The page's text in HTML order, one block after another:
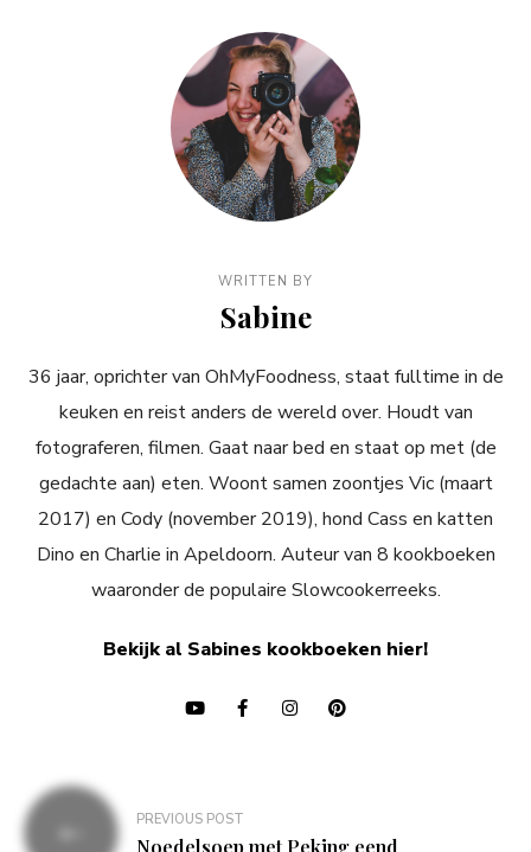
WRITTEN BY
Sabine
36 jaar, oprichter van OhMyFoodness, staat fulltime in de
keuken en reist anders de wereld over. Houdt van
fotograferen, filmen. Gaat naar bed en staat op met (de
gedachte aan) eten. Woont samen zoontjes Vic (maart
2017) en Cody (november 2019), hond Cass en katten
Dino en Charlie in Apeldoorn. Auteur van 8 kookboeken
waaronder de populaire Slowcookerreeks.
Bekijk al Sabines kookboeken hier!
Bericht
navigatie
PREVIOUS POST
Noedelsoep met Peking eend